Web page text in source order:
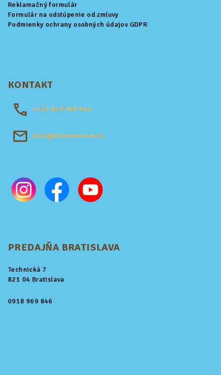
Reklamačný formulár
Formulár na odstúpenie od zmluvy
Podmienky ochrany osobných údajov GDPR
KONTAKT
+421 918 969 846
kido@kidocentrum.sk
PREDAJŇA BRATISLAVA
Technická 7
821 04 Bratislava
0918 969 846